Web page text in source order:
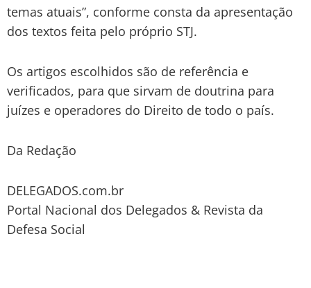
temas atuais”, conforme consta da apresentação
dos textos feita pelo próprio STJ.
Os artigos escolhidos são de referência e
verificados, para que sirvam de doutrina para
juízes e operadores do Direito de todo o país.
Da Redação
DELEGADOS.com.br
Portal Nacional dos Delegados & Revista da
Defesa Social